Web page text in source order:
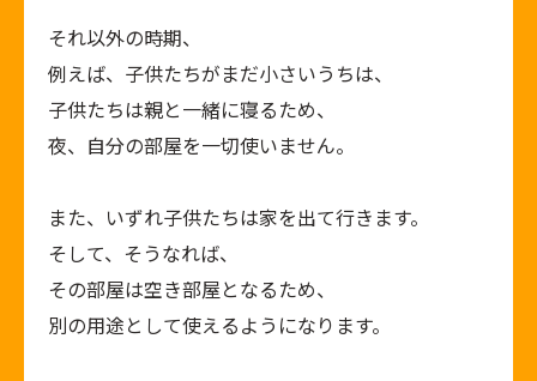
それ以外の時期、
例えば、子供たちがまだ小さいうちは、
子供たちは親と一緒に寝るため、
夜、自分の部屋を一切使いません。
また、いずれ子供たちは家を出て行きます。
そして、そうなれば、
その部屋は空き部屋となるため、
別の用途として使えるようになります。